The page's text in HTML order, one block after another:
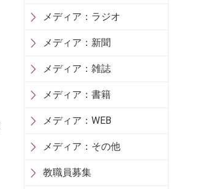
メディア：ラジオ
メディア：新聞
メディア：雑誌
メディア：書籍
メディア：WEB
メディア：その他
教職員募集